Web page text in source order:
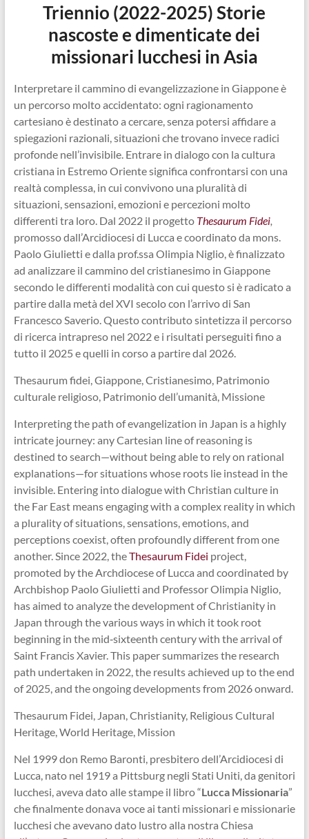
Triennio (2022-2025) Storie
nascoste e dimenticate dei
missionari lucchesi in Asia
Interpretare il cammino di evangelizzazione in Giappone è
un percorso molto accidentato: ogni ragionamento
cartesiano è destinato a cercare, senza potersi affidare a
spiegazioni razionali, situazioni che trovano invece radici
profonde nell’invisibile. Entrare in dialogo con la cultura
cristiana in Estremo Oriente significa confrontarsi con una
realtà complessa, in cui convivono una pluralità di
situazioni, sensazioni, emozioni e percezioni molto
differenti tra loro. Dal 2022 il progetto Thesaurum Fidei,
promosso dall’Arcidiocesi di Lucca e coordinato da mons.
Paolo Giulietti e dalla prof.ssa Olimpia Niglio, è finalizzato
ad analizzare il cammino del cristianesimo in Giappone
secondo le differenti modalità con cui questo si è radicato a
partire dalla metà del XVI secolo con l’arrivo di San
Francesco Saverio. Questo contributo sintetizza il percorso
di ricerca intrapreso nel 2022 e i risultati perseguiti fino a
tutto il 2025 e quelli in corso a partire dal 2026.
Thesaurum fidei, Giappone, Cristianesimo, Patrimonio
culturale religioso, Patrimonio dell’umanità, Missione
Interpreting the path of evangelization in Japan is a highly
intricate journey: any Cartesian line of reasoning is
destined to search—without being able to rely on rational
explanations—for situations whose roots lie instead in the
invisible. Entering into dialogue with Christian culture in
the Far East means engaging with a complex reality in which
a plurality of situations, sensations, emotions, and
perceptions coexist, often profoundly different from one
another. Since 2022, theThesaurum Fidei project,
promoted by the Archdiocese of Lucca and coordinated by
Archbishop Paolo Giulietti and Professor Olimpia Niglio,
has aimed to analyze the development of Christianity in
Japan through the various ways in which it took root
beginning in the mid‑sixteenth century with the arrival of
Saint Francis Xavier. This paper summarizes the research
path undertaken in 2022, the results achieved up to the end
of 2025, and the ongoing developments from 2026 onward.
Thesaurum Fidei, Japan, Christianity, Religious Cultural
Heritage, World Heritage, Mission
Nel 1999 don Remo Baronti, presbitero dell’Arcidiocesi di
Lucca, nato nel 1919 a Pittsburg negli Stati Uniti, da genitori
lucchesi, aveva dato alle stampe il libro “Lucca Missionaria”
che finalmente donava voce ai tanti missionari e missionarie
lucchesi che avevano dato lustro alla nostra Chiesa